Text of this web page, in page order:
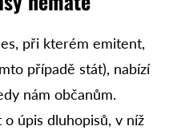
při kterém emitent,
případě stát), nabízí
nám občanům.
o úpis dluhopisů, v níž